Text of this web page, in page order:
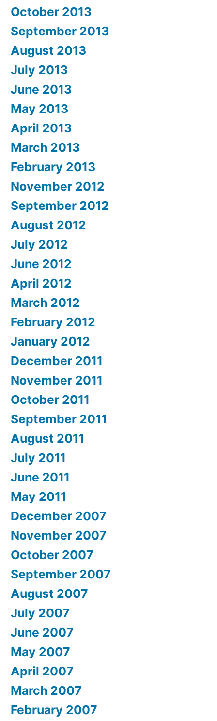
October 2013
September 2013
August 2013
July 2013
June 2013
May 2013
April 2013
March 2013
February 2013
November 2012
September 2012
August 2012
July 2012
June 2012
April 2012
March 2012
February 2012
January 2012
December 2011
November 2011
October 2011
September 2011
August 2011
July 2011
June 2011
May 2011
December 2007
November 2007
October 2007
September 2007
August 2007
July 2007
June 2007
May 2007
April 2007
March 2007
February 2007